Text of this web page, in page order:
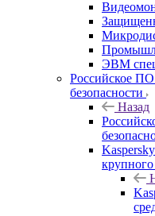
ЭВМ
Российское ПО
безопасности
Назад
крупного